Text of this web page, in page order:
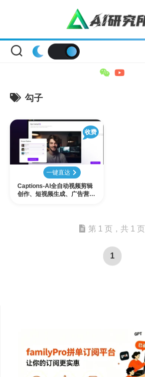
勾子
收费
一键直达
Captions-AI全自动视频剪辑
创作、短视频生成、广告营
第 1 页，共 1 页
1